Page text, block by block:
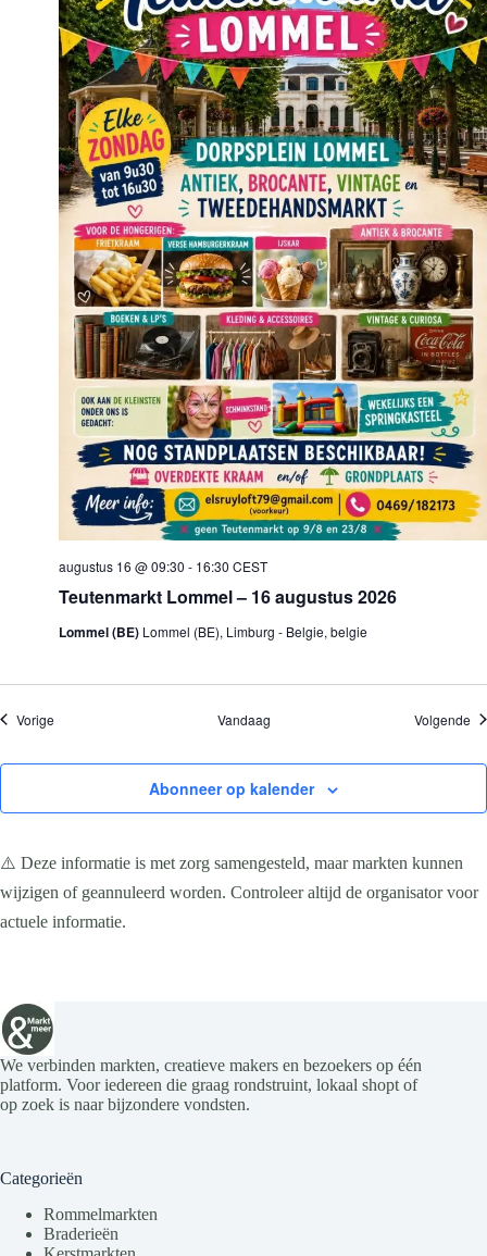
Teutenmarkt Lommel – 16 augustus 2026
augustus 16 @ 09:30 - 16:30 CEST
Lommel (BE) Lommel (BE), Limburg - Belgie, belgie
Vorige Vandaag Volgende
Abonneer op kalender
⚠️ Deze informatie is met zorg samengesteld, maar markten kunnen
wijzigen of geannuleerd worden. Controleer altijd de organisator voor
actuele informatie.
We verbinden markten, creatieve makers en bezoekers op één
platform. Voor iedereen die graag rondstruint, lokaal shopt of
op zoek is naar bijzondere vondsten.
Categorieën
Rommelmarkten
Braderieën